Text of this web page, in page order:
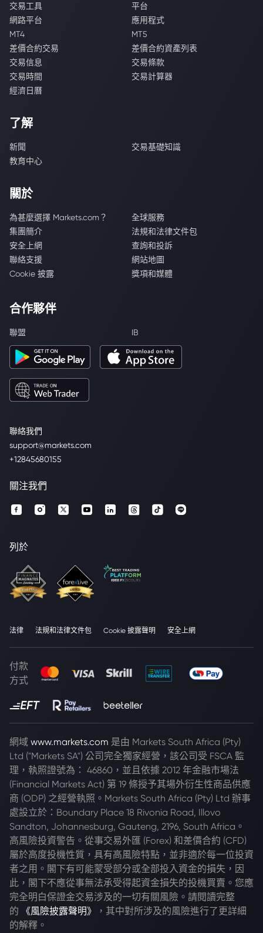
聯絡我們
support@markets.com
+12845680155
交易工具
平台
網路平台
應用程式
MT4
MT5
差價合約交易
差價合約資產列表
交易信息
交易條款
交易時間
交易計算器
經濟日曆
了解
新聞
交易基礎知識
教育中心
關於
為甚麼選擇 Markets.com？
全球服務
集團簡介
法規和法律文件包
安全上網
查詢和投訴
聯絡支援
網站地圖
Cookie 披露
獎項和媒體
合作夥伴
聯盟 IB
關注我們
列於
法律 法規和法律文件包 Cookie 披露聲明 安全上網
付款
方式
網域 www.markets.com 是由 Markets South Africa (Pty)
Ltd ("Markets SA") 公司完全獨家經營，該公司受 FSCA 監
理，執照證號為： 46860，並且依據 2012 年金融市場法
(Financial Markets Act) 第 19 條授予其場外衍生性商品供應
商 (ODP) 之經營執照。Markets South Africa (Pty) Ltd 辦事
處設立於：Boundary Place 18 Rivonia Road, Illovo
Sandton, Johannesburg, Gauteng, 2196, South Africa。
高風險投資警告。從事交易外匯 (Forex) 和差價合約 (CFD)
屬於高度投機性質，具有高風險特點，並非適於每一位投資
者之用。閣下有可能蒙受部分或全部投入資金的損失，因
此，閣下不應從事無法承受得起資金損失的投機買賣。您應
完全明白保證金交易涉及的一切有關風險。請閱讀完整
的
《風險披露聲明》
，其中對所涉及的風險進行了更詳細
的解釋。